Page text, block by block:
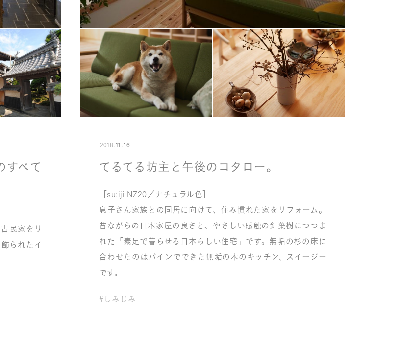
すべて
民家をリ
られたイ
2018.11.16
てるてる坊主と午後のコタロー。
［su:iji NZ20／ナチュラル色］
息子さん家族との同居に向けて、住み慣れた家をリフォーム。
昔ながらの日本家屋の良さと、やさしい感触の針葉樹につつま
れた「素足で暮らせる日本らしい住宅」です。無垢の杉の床に
合わせたのはパインでできた無垢の木のキッチン、スイージー
です。
#しみじみ